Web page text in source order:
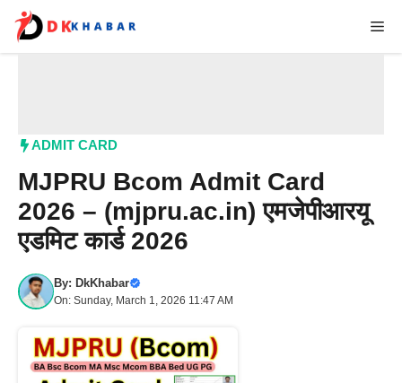
content
ADMIT CARD
MJPRU Bcom Admit Card
2026 – (mjpru.ac.in) एमजेपीआरयू
एडमिट कार्ड 2026
By: DkKhabar
On: Sunday, March 1, 2026 11:47 AM